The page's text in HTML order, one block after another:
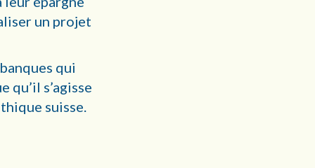
un projet
qui
qu’il s’agisse
suisse.